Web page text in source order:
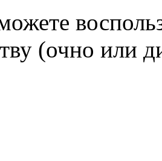
(очно или